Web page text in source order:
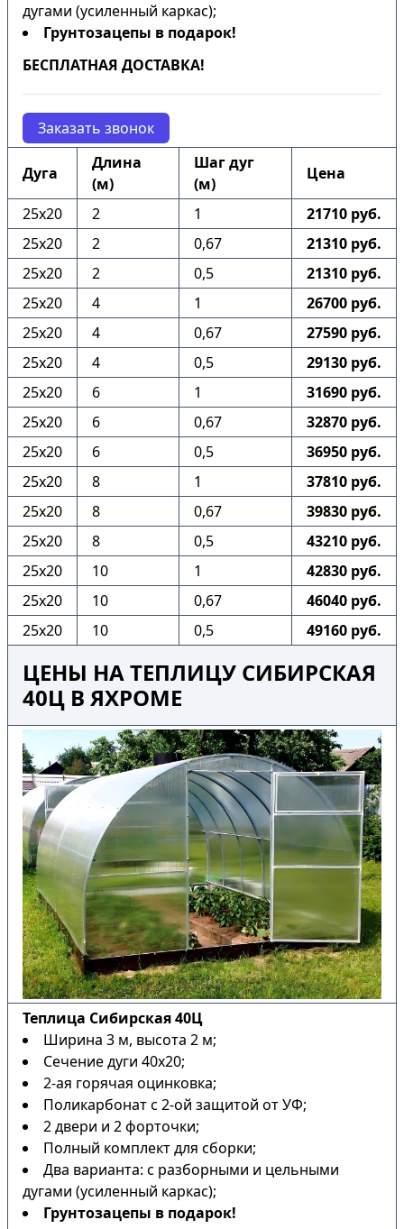
дугами (усиленный каркас);
Грунтозацепы в подарок!
БЕСПЛАТНАЯ ДОСТАВКА!
Заказать звонок
Дуга
Длина
(м)
Шаг дуг
(м)
Цена
25х20 2 1
21710 руб.
25х20
2 0,67
21310 руб.
25х20
2 0,5
21310 руб.
25х20
4 1
26700 руб.
25х20
4 0,67
27590 руб.
25х20
4 0,5
29130 руб.
25х20
6 1
31690 руб.
25х20
6 0,67
32870 руб.
25х20
6 0,5
36950 руб.
25х20
8 1
37810 руб.
25х20
8 0,67
39830 руб.
25х20
8 0,5
43210 руб.
25х20
10 1
42830 руб.
25х20
10 0,67
46040 руб.
25х20
10 0,5 49160 руб.
ЦЕНЫ НА ТЕПЛИЦУ СИБИРСКАЯ
40Ц В ЯХРОМЕ
Теплица Сибирская 40Ц
Ширина 3 м, высота 2 м;
Сечение дуги 40х20;
2-ая горячая оцинковка;
Поликарбонат с 2-ой защитой от УФ;
2 двери и 2 форточки;
Полный комплект для сборки;
Два варианта: с разборными и цельными
дугами (усиленный каркас);
Грунтозацепы в подарок!